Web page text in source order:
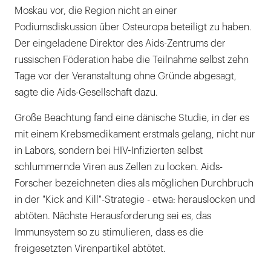
Moskau vor, die Region nicht an einer
Podiumsdiskussion über Osteuropa beteiligt zu haben.
Der eingeladene Direktor des Aids-Zentrums der
russischen Föderation habe die Teilnahme selbst zehn
Tage vor der Veranstaltung ohne Gründe abgesagt,
sagte die Aids-Gesellschaft dazu.
Große Beachtung fand eine dänische Studie, in der es
mit einem Krebsmedikament erstmals gelang, nicht nur
in Labors, sondern bei HIV-Infizierten selbst
schlummernde Viren aus Zellen zu locken. Aids-
Forscher bezeichneten dies als möglichen Durchbruch
in der "Kick and Kill"-Strategie - etwa: herauslocken und
abtöten. Nächste Herausforderung sei es, das
Immunsystem so zu stimulieren, dass es die
freigesetzten Virenpartikel abtötet.